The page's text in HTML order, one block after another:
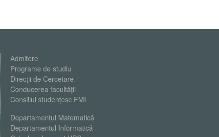
Admitere
Programe de studiu
Direcții de Cercetare
Conducerea facultății
Consiliul studențesc FMI
Departamentul Matematică
Departamentul Informatică